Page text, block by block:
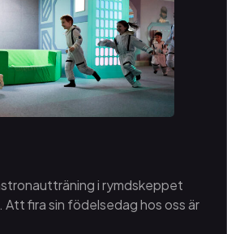
i rymdskeppet
fira sin födelsedag hos oss är